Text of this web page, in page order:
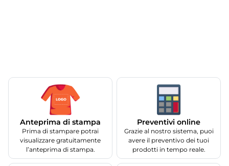
Anteprima di stampa
Prima di stampare potrai
visualizzare gratuitamente
l’anteprima di stampa.
Preventivi online
Grazie al nostro sistema, puoi
avere il preventivo dei tuoi
prodotti in tempo reale.